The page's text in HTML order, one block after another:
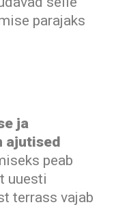
parajaks
ja
ajutised
peab
uuesti
terrass vajab